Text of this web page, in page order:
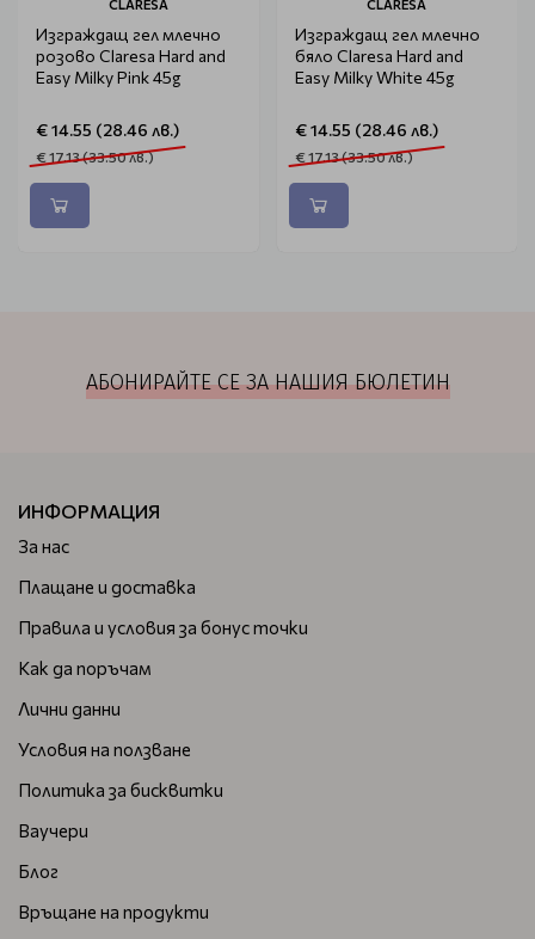
CLARESA
Изграждащ гел млечно
розово Claresa Hard and
Easy Milky Pink 45g
€ 14.55 (28.46 лв.)
€ 17.13 (33.50 лв.)
CLARESA
Изграждащ гел млечно
бяло Claresa Hard and
Easy Milky White 45g
€ 14.55 (28.46 лв.)
€ 17.13 (33.50 лв.)
АБОНИРАЙТЕ СЕ ЗА НАШИЯ БЮЛЕТИН
ИНФОРМАЦИЯ
За нас
Плащане и доставка
Правила и условия за бонус точки
Как да поръчам
Лични данни
Условия на ползване
Политика за бисквитки
Ваучери
Блог
Връщане на продукти